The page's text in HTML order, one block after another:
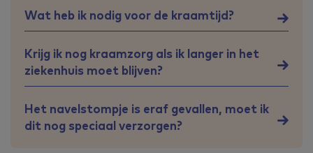
Wat heb ik nodig voor de kraamtijd?
Krijg ik nog kraamzorg als ik langer in het
ziekenhuis moet blijven?
Het navelstompje is eraf gevallen, moet ik
dit nog speciaal verzorgen?